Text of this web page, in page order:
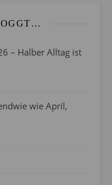
– Halber Alltag ist
wie April,